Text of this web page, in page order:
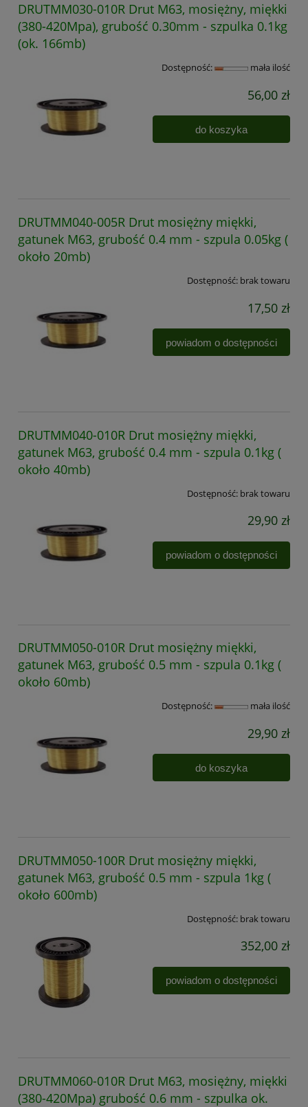
DRUTMM030-010R Drut M63, mosiężny, miękki
(380-420Mpa), grubość 0.30mm - szpulka 0.1kg
(ok. 166mb)
Dostępność: mała ilość
56,00 zł
do koszyka
DRUTMM040-005R Drut mosiężny miękki,
gatunek M63, grubość 0.4 mm - szpula 0.05kg (
około 20mb)
Dostępność: brak towaru
17,50 zł
powiadom o dostępności
DRUTMM040-010R Drut mosiężny miękki,
gatunek M63, grubość 0.4 mm - szpula 0.1kg (
około 40mb)
Dostępność: brak towaru
29,90 zł
powiadom o dostępności
DRUTMM050-010R Drut mosiężny miękki,
gatunek M63, grubość 0.5 mm - szpula 0.1kg (
około 60mb)
Dostępność: mała ilość
29,90 zł
do koszyka
DRUTMM050-100R Drut mosiężny miękki,
gatunek M63, grubość 0.5 mm - szpula 1kg (
około 600mb)
Dostępność: brak towaru
352,00 zł
powiadom o dostępności
DRUTMM060-010R Drut M63, mosiężny, miękki
(380-420Mpa) grubość 0.6 mm - szpulka ok.